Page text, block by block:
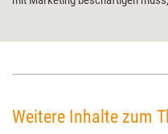
Weitere Inhalte zum